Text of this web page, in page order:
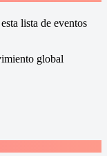
lista de eventos
global